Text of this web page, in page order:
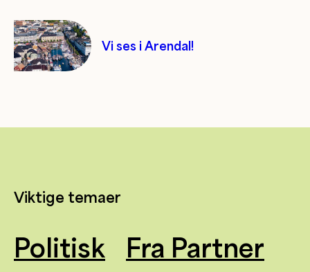
Vi ses i Arendal!
Viktige temaer
Politisk
Fra Partner